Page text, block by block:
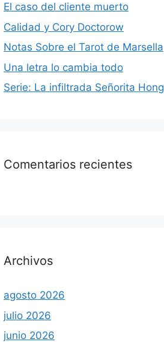
El caso del cliente muerto
Calidad y Cory Doctorow
Notas Sobre el Tarot de Marsella
Una letra lo cambia todo
Serie: La infiltrada Señorita Hong
Comentarios recientes
Archivos
agosto 2026
julio 2026
junio 2026